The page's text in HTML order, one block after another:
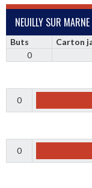
NEUILLY SUR MARNE
Buts Carton
0
0
0